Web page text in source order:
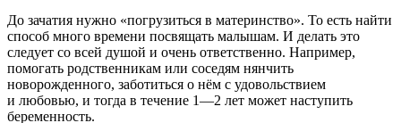
До зачатия нужно «погрузиться в материнство». То есть найти
способ много времени посвящать малышам. И делать это
следует со всей душой и очень ответственно. Например,
помогать родственникам или соседям нянчить
новорожденного, заботиться о нём с удовольствием
и любовью, и тогда в течение 1—2 лет может наступить
беременность.